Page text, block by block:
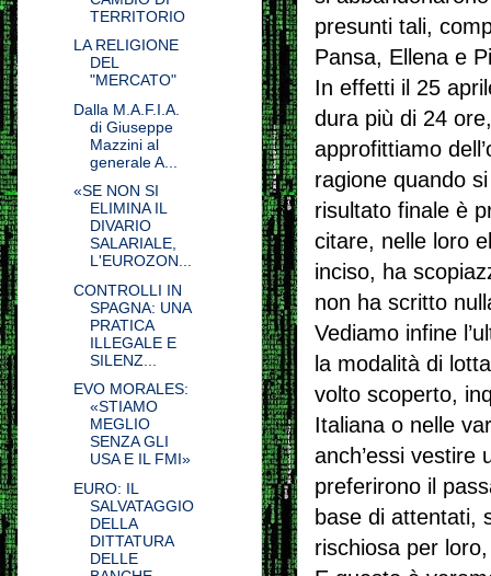
presunti tali,
Pansa, Ellena e
In effetti il 25
dura più di 24
approfittiamo
ragione quando
risultato finale è
citare, nelle loro
inciso, ha
non ha scritto
Vediamo infine
la modalità di
volto scoperto,
Italiana o nelle
anch’essi vestire
preferirono il
base di attentati,
rischiosa per
TERRITORIO
LA RELIGIONE
DEL
"MERCATO"
Dalla M.A.F.I.A.
di Giuseppe
Mazzini al
generale A...
«SE NON SI
ELIMINA IL
DIVARIO
SALARIALE,
L'EUROZON...
CONTROLLI IN
SPAGNA: UNA
PRATICA
ILLEGALE E
SILENZ...
EVO MORALES:
«STIAMO
MEGLIO
SENZA GLI
USA E IL FMI»
EURO: IL
SALVATAGGIO
DELLA
DITTATURA
DELLE